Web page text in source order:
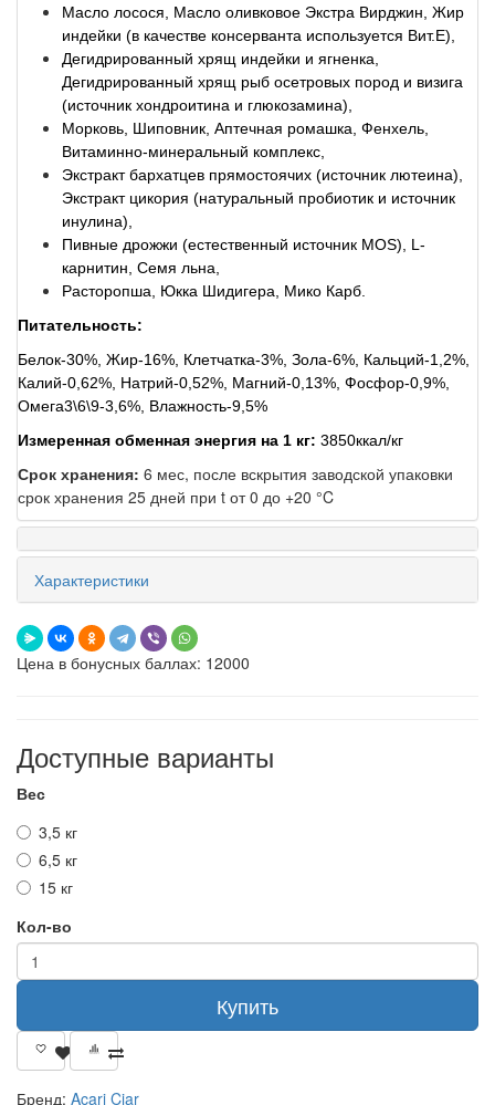
Масло лосося, Масло оливковое Экстра Вирджин, Жир
индейки (в качестве консерванта используется Вит.E),
Дегидрированный хрящ индейки и ягненка,
Дегидрированный хрящ рыб осетровых пород и визига
(источник хондроитина и глюкозамина),
Морковь, Шиповник, Аптечная ромашка, Фенхель,
Витаминно-минеральный комплекс,
Экстракт бархатцев прямостоячих (источник лютеина),
Экстракт цикория (натуральный пробиотик и источник
инулина),
Пивные дрожжи (естественный источник MOS), L-
карнитин, Семя льна,
Расторопша, Юкка Шидигера, Мико Карб.
Питательность:
Белок-30%, Жир-16%, Клетчатка-3%, Зола-6%, Кальций-1,2%,
Калий-0,62%, Натрий-0,52%, Магний-0,13%, Фосфор-0,9%,
Омега3\6\9-3,6%, Влажность-9,5%
Измеренная обменная энергия на 1 кг: 3850ккал/кг
Срок хранения: 6 мес, после вскрытия заводской упаковки
срок хранения 25 дней при t от 0 до +20 °C
Характеристики
Цена в бонусных баллах: 12000
Доступные варианты
Вес
3,5 кг
6,5 кг
15 кг
Кол-во
Купить
Бренд: Acari Ciar